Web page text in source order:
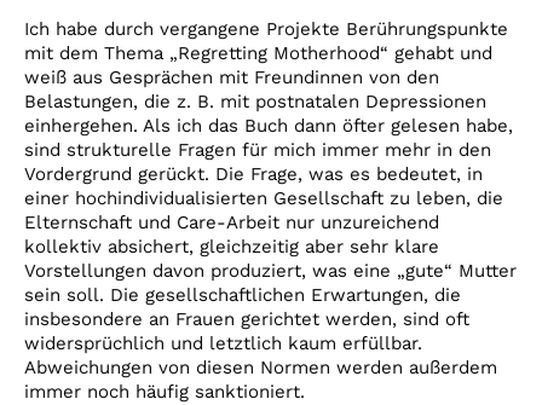
Ich habe durch vergangene Projekte Berührungspunkte
mit dem Thema „Regretting Motherhood“ gehabt und
weiß aus Gesprächen mit Freundinnen von den
Belastungen, die z. B. mit postnatalen Depressionen
einhergehen. Als ich das Buch dann öfter gelesen habe,
sind strukturelle Fragen für mich immer mehr in den
Vordergrund gerückt. Die Frage, was es bedeutet, in
einer hochindividualisierten Gesellschaft zu leben, die
Elternschaft und Care-Arbeit nur unzureichend
kollektiv absichert, gleichzeitig aber sehr klare
Vorstellungen davon produziert, was eine „gute“ Mutter
sein soll. Die gesellschaftlichen Erwartungen, die
insbesondere an Frauen gerichtet werden, sind oft
widersprüchlich und letztlich kaum erfüllbar.
Abweichungen von diesen Normen werden außerdem
immer noch häufig sanktioniert.